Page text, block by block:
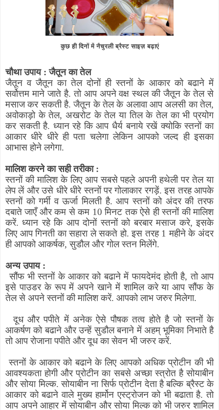
कुछ ही दिनों में नैचुरली ब्रैस्ट साइज़ बढ़ाएं
चौथा उपाय : जैतून का तेल
जैतून व जैतून का तेल दोनों ही स्तनों के आकार को बढाने में
सर्वोत्तम माने जाते है. तो आप अपने वक्ष स्थल की जैतून के तेल से
मसाज कर सकती है. जैतून के तेल के अलावा आप अलसी का तेल,
अवोकाड़ो के तेल,अखरोट के तेल या तिल के तेल का भी प्रयोग
कर सकती है. ध्यान रहे कि आप धैर्य बनाये रखें क्योकि स्तनों का
आकार धीरे धीरे ही पता चलेगा लेकिन आपको जल्द ही इसका
आभास होने लगेगा.
मालिश करने का सही तरीका :
स्तनों की मालिश के लिए आप सबसे पहले अपनी हथेली पर तेल या
लेप लें और उसे धीरे धीरे स्तनों पर गोलाकार रगड़ें. इस तरह आपके
स्तनों को गर्मी व ऊर्जा मिलती है. आप स्तनों को अंदर की तरफ
दबाते जाएँ और कम से कम 10 मिनट तक ऐसे ही स्तनों की मालिश
करें. ध्यान रहे कि आप दोनों स्तनों को बरबार मसाज करे,इसके
लिए आप गिनती का सहारा ले सकते हो. इस तरह 1 महीने के अंदर
ही आपको आकर्षक,सुडौल और गोल स्तन मिलेंगे.
अन्य उपाय :
सौंफ भी स्तनों के आकार को बढाने में फायदेमंद होती है,तो आप
इसे पाउडर के रूप में अपने खाने में शामिल करे या आप सौंफ के
तेल से अपने स्तनों की मालिश करें. आपको लाभ जरुर मिलेगा.
दूध और पपीते में अनेक ऐसे पौषक तत्व होते है जो स्तनों के
आकर्षण को बढाने और उन्हें सुडौल बनाने में अहम् भूमिका निभाते है
तो आप रोजाना पपीते और दूध का सेवन भी जरुर करें.
स्तनों के आकार को बढाने के लिए आपको अधिक प्रोटीन की भी
आवश्यकता होगी और प्रोटीन का सबसे अच्छा स्त्रोत है सोयाबीन
और सोया मिल्क. सोयाबीन ना सिर्फ प्रोटीन देता है बल्कि ब्रैस्ट के
आकार को बढाने वाले मुख्य हार्मोन एस्ट्रोजन को भी बढाता है. तो
आप अपने आहार में सोयाबीन और सोया मिल्क को भी जरुर शामिल